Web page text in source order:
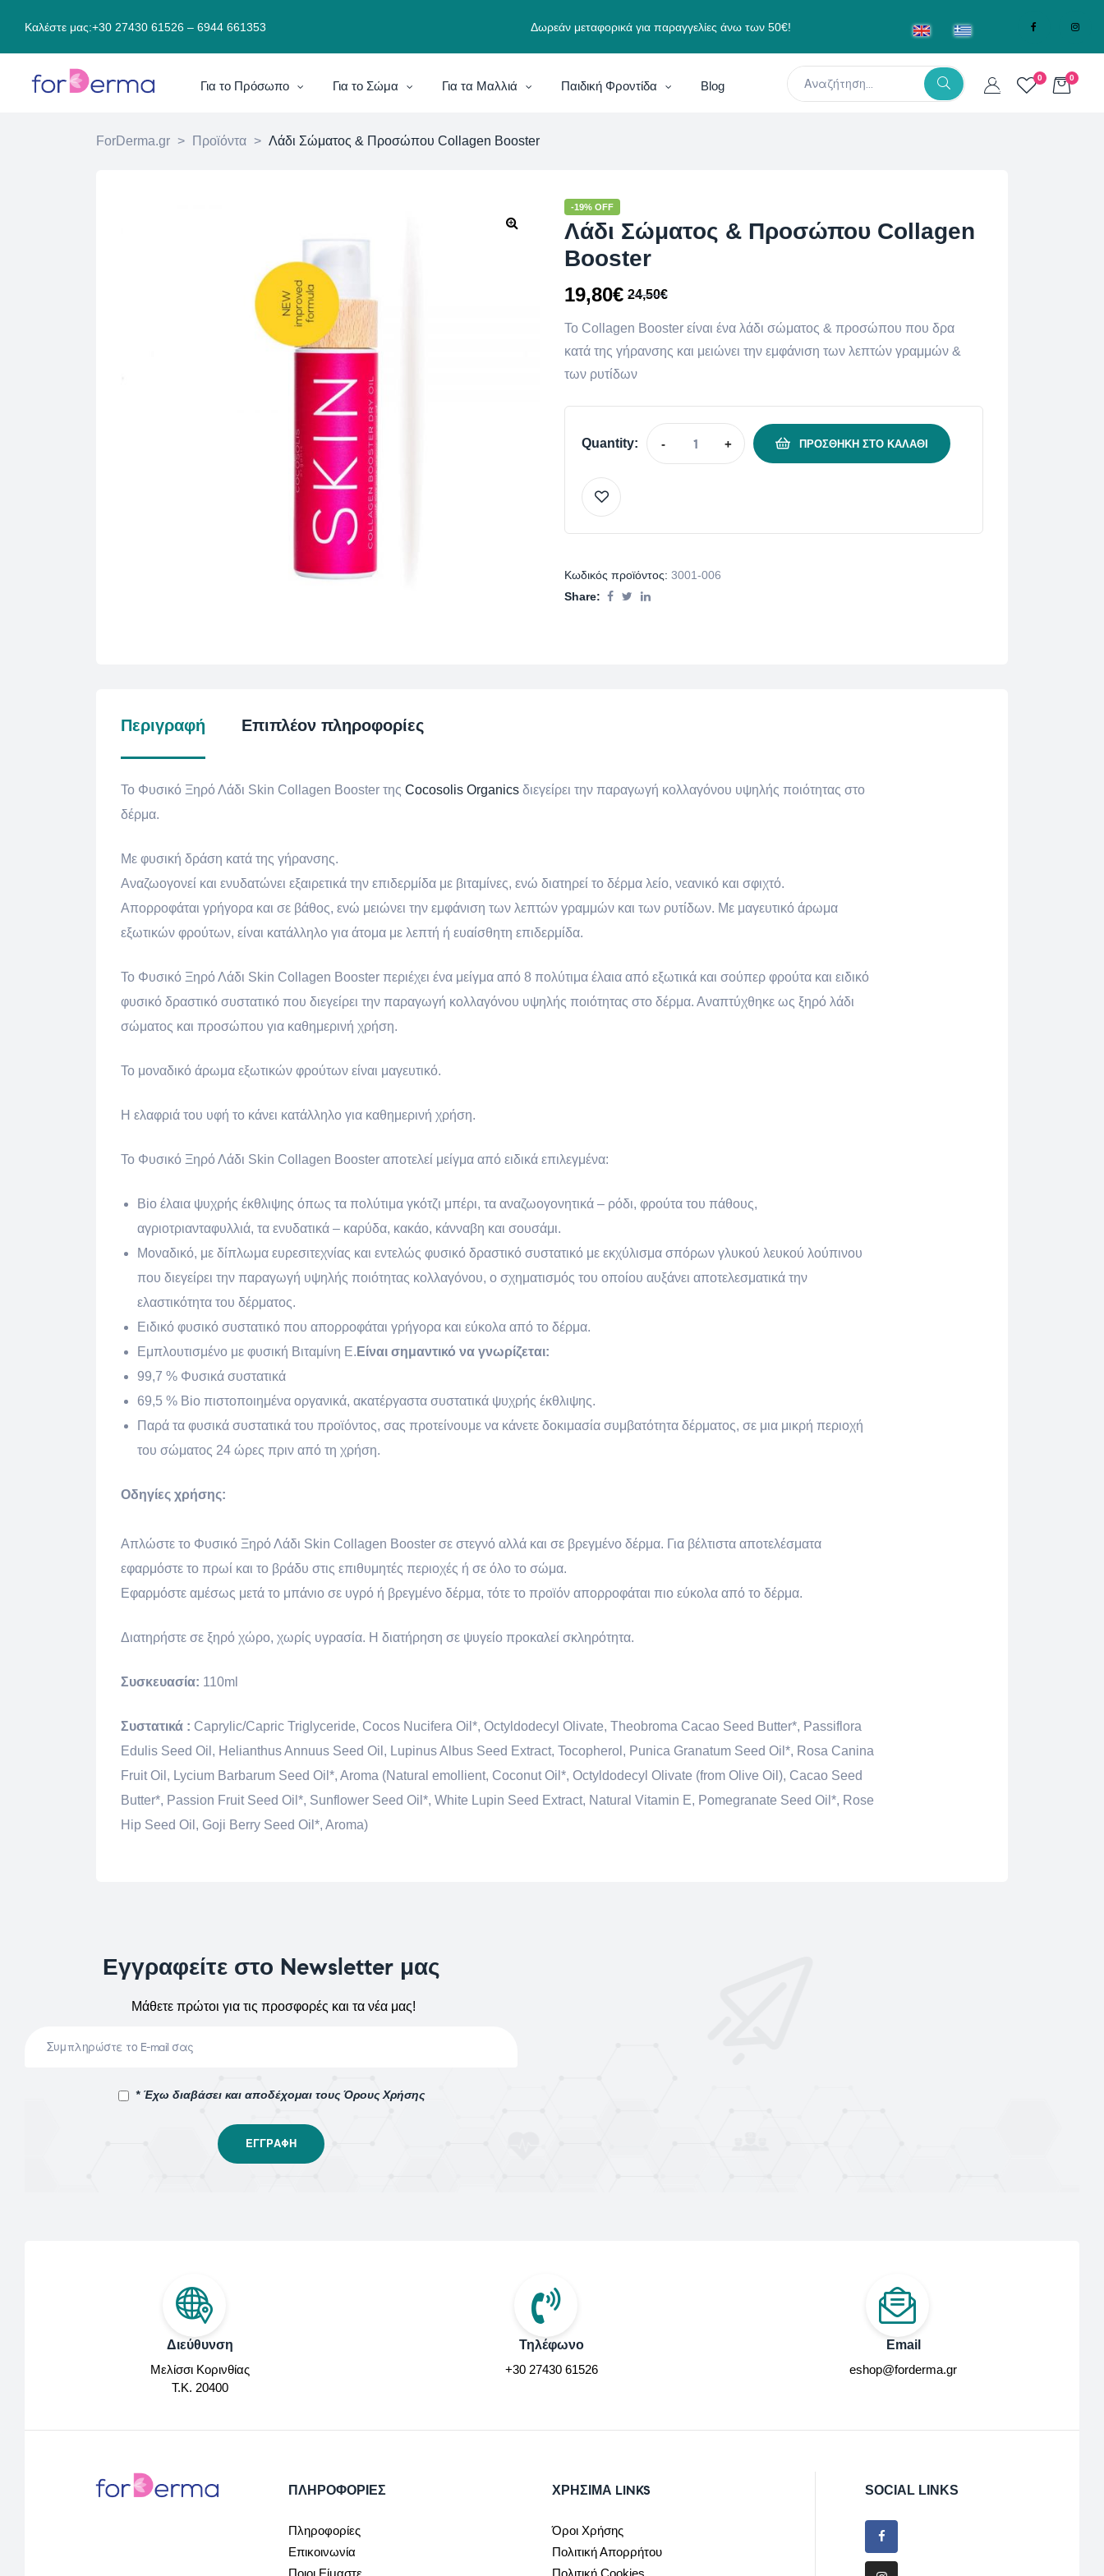
Καλέστε μας:+30 27430 61526 – 6944 661353 Δωρεάν μεταφορικά για παραγγελίες άνω των 50€!
Για το Πρόσωπο Για το Σώμα Για τα Μαλλιά Παιδική Φροντίδα Blog
0 0
ForDerma.gr > Προϊόντα > Λάδι Σώματος & Προσώπου Collagen Booster
-19% OFF
Λάδι Σώματος & Προσώπου Collagen
Booster
24,50€
19,80€
Το Collagen Booster είναι ένα λάδι σώματος & προσώπου που δρα
κατά της γήρανσης και μειώνει την εμφάνιση των λεπτών γραμμών &
των ρυτίδων
Quantity: - + ΠΡΟΣΘΉΚΗ ΣΤΟ ΚΑΛΆΘΙ
Κωδικός προϊόντος: 3001-006
Share:
Περιγραφή Επιπλέον πληροφορίες
To Φυσικό Ξηρό Λάδι Skin Collagen Booster της Cocosolis Organics διεγείρει την παραγωγή κολλαγόνου υψηλής ποιότητας στο
δέρμα.
Με φυσική δράση κατά της γήρανσης.
Aναζωογονεί και ενυδατώνει εξαιρετικά την επιδερμίδα με βιταμίνες, ενώ διατηρεί το δέρμα λείο, νεανικό και σφιχτό.
Απορροφάται γρήγορα και σε βάθος, ενώ μειώνει την εμφάνιση των λεπτών γραμμών και των ρυτίδων. Με μαγευτικό άρωμα
εξωτικών φρούτων, είναι κατάλληλο για άτομα με λεπτή ή ευαίσθητη επιδερμίδα.
Το Φυσικό Ξηρό Λάδι Skin Collagen Booster περιέχει ένα μείγμα από 8 πολύτιμα έλαια από εξωτικά και σούπερ φρούτα και ειδικό
φυσικό δραστικό συστατικό που διεγείρει την παραγωγή κολλαγόνου υψηλής ποιότητας στο δέρμα. Αναπτύχθηκε ως ξηρό λάδι
σώματος και προσώπου για καθημερινή χρήση.
Το μοναδικό άρωμα εξωτικών φρούτων είναι μαγευτικό.
Η ελαφριά του υφή το κάνει κατάλληλο για καθημερινή χρήση.
Το Φυσικό Ξηρό Λάδι Skin Collagen Booster αποτελεί μείγμα από ειδικά επιλεγμένα:
Bio έλαια ψυχρής έκθλιψης όπως τα πολύτιμα γκότζι μπέρι, τα αναζωογονητικά – ρόδι, φρούτα του πάθους,
αγριοτριανταφυλλιά, τα ενυδατικά – καρύδα, κακάο, κάνναβη και σουσάμι.
Μοναδικό, με δίπλωμα ευρεσιτεχνίας και εντελώς φυσικό δραστικό συστατικό με εκχύλισμα σπόρων γλυκού λευκού λούπινου
που διεγείρει την παραγωγή υψηλής ποιότητας κολλαγόνου, ο σχηματισμός του οποίου αυξάνει αποτελεσματικά την
ελαστικότητα του δέρματος.
Ειδικό φυσικό συστατικό που απορροφάται γρήγορα και εύκολα από το δέρμα.
Εμπλουτισμένο με φυσική Βιταμίνη Ε. Είναι σημαντικό να γνωρίζεται:
99,7 % Φυσικά συστατικά
69,5 % Bio πιστοποιημένα οργανικά, ακατέργαστα συστατικά ψυχρής έκθλιψης.
Παρά τα φυσικά συστατικά του προϊόντος, σας προτείνουμε να κάνετε δοκιμασία συμβατότητα δέρματος, σε μια μικρή περιοχή
του σώματος 24 ώρες πριν από τη χρήση.
Οδηγίες χρήσης:
Απλώστε το Φυσικό Ξηρό Λάδι Skin Collagen Booster σε στεγνό αλλά και σε βρεγμένο δέρμα. Για βέλτιστα αποτελέσματα
εφαρμόστε το πρωί και το βράδυ στις επιθυμητές περιοχές ή σε όλο το σώμα.
Εφαρμόστε αμέσως μετά το μπάνιο σε υγρό ή βρεγμένο δέρμα, τότε το προϊόν απορροφάται πιο εύκολα από το δέρμα.
Διατηρήστε σε ξηρό χώρο, χωρίς υγρασία. Η διατήρηση σε ψυγείο προκαλεί σκληρότητα.
Συσκευασία: 110ml
Συστατικά : Caprylic/Capric Triglyceride, Cocos Nucifera Oil*, Octyldodecyl Olivate, Theobroma Cacao Seed Butter*, Passiflora
Edulis Seed Oil, Helianthus Annuus Seed Oil, Lupinus Albus Seed Extract, Tocopherol, Punica Granatum Seed Oil*, Rosa Canina
Fruit Oil, Lycium Barbarum Seed Oil*, Aroma (Natural emollient, Coconut Oil*, Octyldodecyl Olivate (from Olive Oil), Cacao Seed
Butter*, Passion Fruit Seed Oil*, Sunflower Seed Oil*, White Lupin Seed Extract, Natural Vitamin E, Pomegranate Seed Oil*, Rose
Hip Seed Oil, Goji Berry Seed Oil*, Aroma)
Εγγραφείτε στο Newsletter μας
Μάθετε πρώτοι για τις προσφορές και τα νέα μας!
* Έχω διαβάσει και αποδέχομαι τους Όρους Χρήσης
Διεύθυνση
Μελίσσι Κορινθίας
Τ.Κ. 20400
Τηλέφωνο
+30 27430 61526
Email
eshop@forderma.gr
ΠΛΗΡΟΦΟΡΙΕΣ
Πληροφορίες
Επικοινωνία
Ποιοι Είμαστε
ΧΡΉΣΙΜΑ LINKS
Όροι Χρήσης
Πολιτική Απορρήτου
Πολιτική Cookies
SOCIAL LINKS